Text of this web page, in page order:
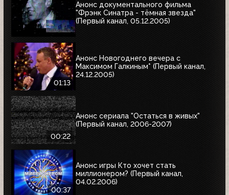
Анонс документального фильма
"Фрэнк Синатра - тёмная звезда"
(Первый канал, 05.12.2005)
01:13
Анонс Новогоднего вечера с
Максимом Галкиным* (Первый канал,
24.12.2005)
00:22
Анонс сериала "Остаться в живых"
(Первый канал, 2006-2007)
00:37
Анонс игры Кто хочет стать
миллионером? (Первый канал,
04.02.2006)